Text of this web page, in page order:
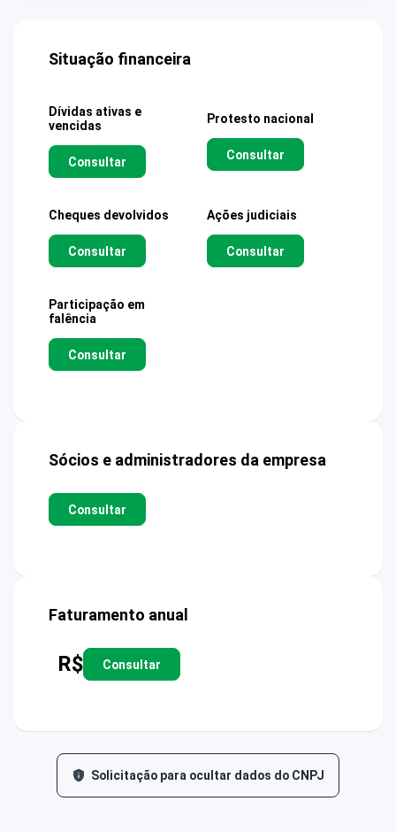
Situação financeira
Dívidas ativas e
vencidas
Consultar
Protesto nacional
Consultar
Cheques devolvidos
Consultar
Ações judiciais
Consultar
Participação em
falência
Consultar
Sócios e administradores da empresa
Consultar
Faturamento anual
R$ Consultar
Solicitação para ocultar dados do CNPJ